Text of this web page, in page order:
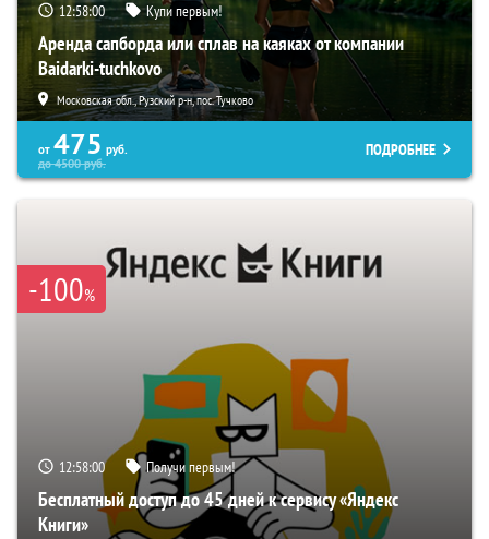
12:57:59 Купи первым!
Аренда сапборда или сплав на каяках от компании
Baidarki-tuchkovo
Московская обл., Рузский р-н, пос. Тучково
от 475 руб.
до4500руб.
ПОДРОБНЕЕ
-100%
12:57:59 Получи первым!
Бесплатный доступ до 45 дней к сервису «Яндекс
Книги»